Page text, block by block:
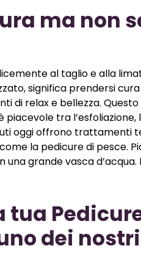
ma non
al taglio e alla
significa prendersi
di relax e bellezza.
piacevole tra
oggi offrono trattamenti
la pedicure di pesce.
una grande vasca
tua
dei nostri